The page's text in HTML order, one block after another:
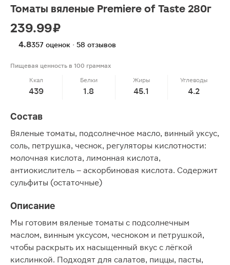
Томаты вяленые Premiere of Taste 280г
239.99 ₽
4.8357 оценок · 58 отзывов
Пищевая ценность в 100 граммах
Ккал
439
Белки
1.8
Жиры
45.1
Углеводы
4.2
Состав
Вяленые томаты, подсолнечное масло, винный уксус,
соль, петрушка, чеснок, регуляторы кислотности:
молочная кислота, лимонная кислота,
антиокислитель – аскорбиновая кислота. Содержит
сульфиты (остаточные)
Описание
Мы готовим вяленые томаты с подсолнечным
маслом, винным уксусом, чесноком и петрушкой,
чтобы раскрыть их насыщенный вкус с лёгкой
кислинкой. Подходят для салатов, пиццы, пасты,